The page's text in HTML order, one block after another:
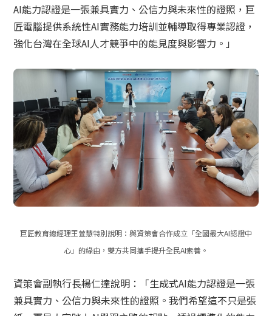
AI能力認證是一張兼具實力、公信力與未來性的證照，巨
匠電腦提供系統性AI實務能力培訓並輔導取得專業認證，
強化台灣在全球AI人才競爭中的能見度與影響力。」
巨匠教育總經理王萱慧特別說明：與資策會合作成立「全國最大AI認證中
心」的緣由，雙方共同攜手提升全民AI素養。
資策會副執行長楊仁達說明：「生成式AI能力認證是一張
兼具實力、公信力與未來性的證照。我們希望這不只是張